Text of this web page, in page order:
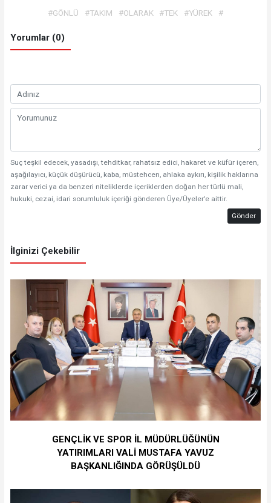
#GÖNLÜ #TAKIM #OLARAK #TEK #YÜREK #
Yorumlar (0)
Suç teşkil edecek, yasadışı, tehditkar, rahatsız edici, hakaret ve küfür içeren,
aşağılayıcı, küçük düşürücü, kaba, müstehcen, ahlaka aykırı, kişilik haklarına
zarar verici ya da benzeri niteliklerde içeriklerden doğan her türlü mali,
hukuki, cezai, idari sorumluluk içeriği gönderen Üye/Üyeler’e aittir.
Gönder
İlginizi Çekebilir
GENÇLİK VE SPOR İL MÜDÜRLÜĞÜNÜN
YATIRIMLARI VALİ MUSTAFA YAVUZ
BAŞKANLIĞINDA GÖRÜŞÜLDÜ